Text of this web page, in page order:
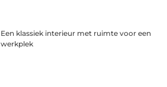
Een klassiek interieur met ruimte voor een
werkplek